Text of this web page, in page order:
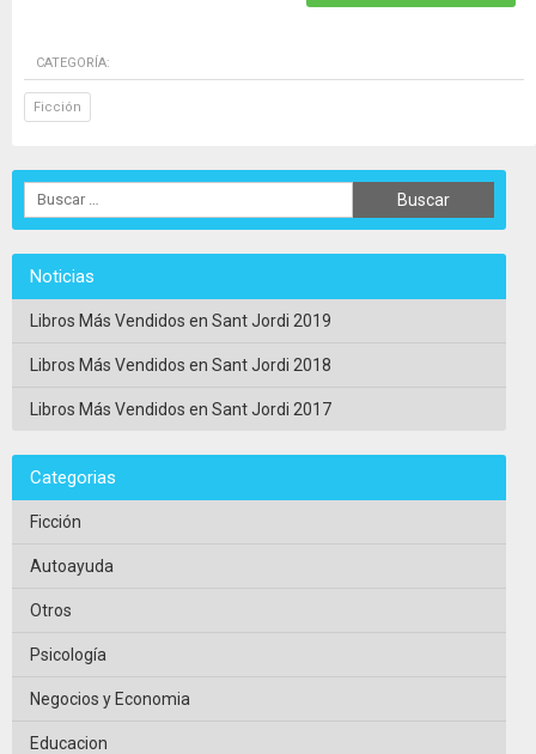
CATEGORÍA:
Ficción
Noticias
Libros Más Vendidos en Sant Jordi 2019
Libros Más Vendidos en Sant Jordi 2018
Libros Más Vendidos en Sant Jordi 2017
Categorias
Ficción
Autoayuda
Otros
Psicología
Negocios y Economia
Educacion